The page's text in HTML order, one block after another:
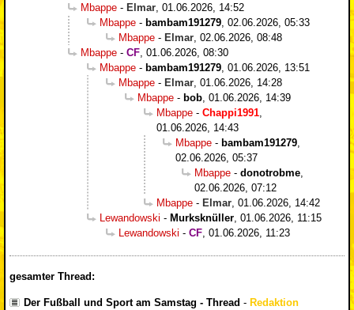
Mbappe - Elmar 01.06.2026, 14:52
Mbappe - bambam191279 02.06.2026, 05:33
Mbappe - Elmar 02.06.2026, 08:48
Mbappe - CF 01.06.2026, 08:30
Mbappe - bambam191279 01.06.2026, 13:51
Mbappe - Elmar 01.06.2026, 14:28
Mbappe - bob 01.06.2026, 14:39
Mbappe - Chappi1991
01.06.2026, 14:43
Mbappe - bambam191279
02.06.2026, 05:37
Mbappe - donotrobme
02.06.2026, 07:12
Mbappe - Elmar 01.06.2026, 14:42
Lewandowski - Murksknüller 01.06.2026, 11:15
Lewandowski - CF 01.06.2026, 11:23
gesamter Thread:
Der Fußball und Sport am Samstag - Thread - Redaktion